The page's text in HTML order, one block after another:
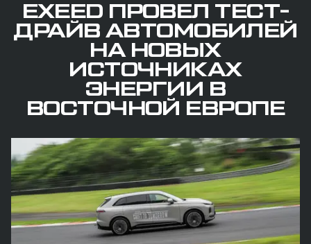
EXEED ПРОВЕЛ ТЕСТ-
ДРАЙВ АВТОМОБИЛЕЙ
НА НОВЫХ
ИСТОЧНИКАХ
ЭНЕРГИИ В
ВОСТОЧНОЙ ЕВРОПЕ